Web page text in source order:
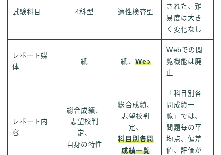
試験科目 4科型 適性検査型
された、難
易度は大き
く変化なし
レポート媒
体
紙 紙、Web
Webでの閲
覧機能は廃
止
レポート内
容
総合成績、
志望校判
定、
自身の特性
総合成績、
志望校判
定、
科目別各問
成績一覧
「科目別各
問成績一
覧」では、
問題毎の平
均点、偏差
値、評価が